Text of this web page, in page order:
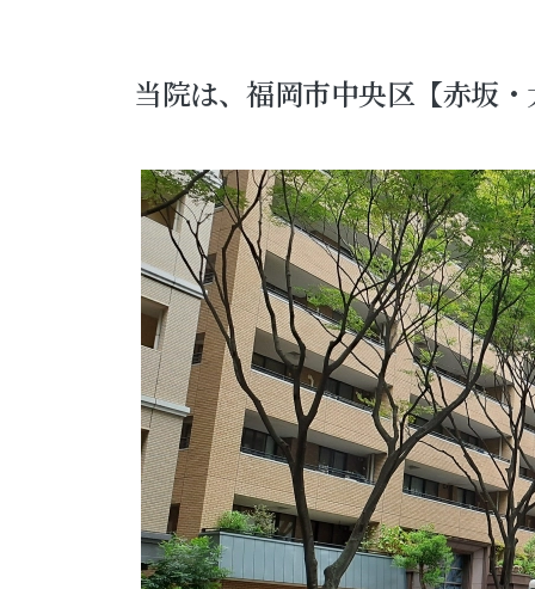
当院は、福岡市中央区【赤坂